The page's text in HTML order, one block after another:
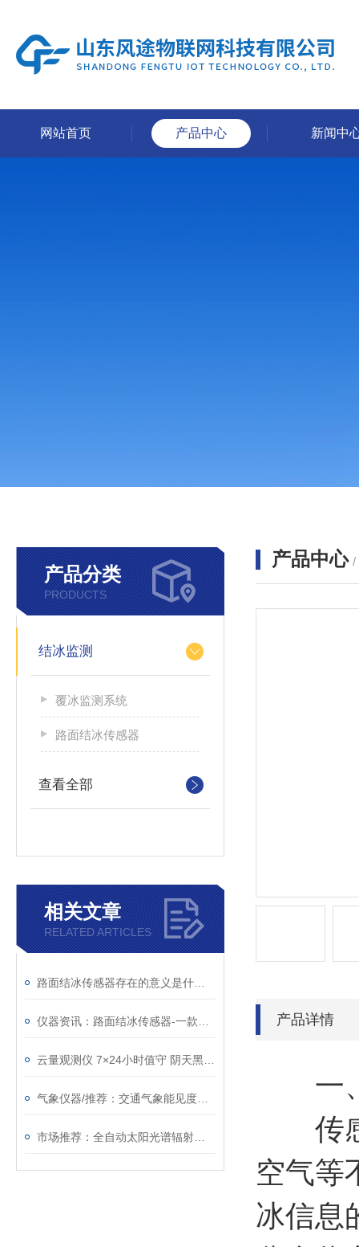
网站首页 产品中心 新闻中
产品分类
PRODUCTS
结冰监测
覆冰监测系统
路面结冰传感器
查看全部
相关文章
RELATED ARTICLES
产品中心 /
产品详情
一
传感
空气等
冰信息